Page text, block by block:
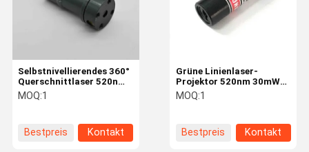
Grüne Linienlaser-
Projektor 520nm 30mW
Diodenlasermodul für
industrielle Ausrichtung
MOQ:1
Bestpreis Kontakt
Selbstnivellierendes 360°
Querschnittlaser 520nm
2mW Grün 360° Level
Laser Ausrichtungstool
MOQ:1
Bestpreis Kontakt